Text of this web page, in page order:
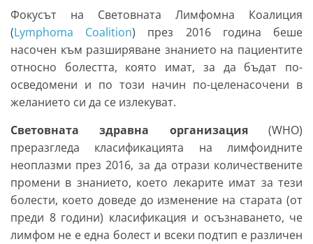
Фокусът на Световната Лимфомна Коалиция
(Lymphoma Coalition) през 2016 година беше
насочен към разширяване знанието на пациентите
относно болестта, която имат, за да бъдат по-
осведомени и по този начин по-целенасочени в
желанието си да се излекуват.
Световната здравна организация(WHO)
преразгледа класификацията на лимфоидните
неоплазми през 2016, за да отрази количествените
промени в знанието, което лекарите имат за тези
болести, което доведе до изменение на старата (от
преди 8 години) класификация и осъзнаването, че
лимфом не е една болест и всеки подтип е различен